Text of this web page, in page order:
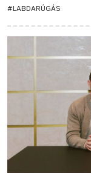
#LABDARÚGÁS